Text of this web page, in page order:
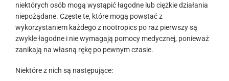
niektórych osób mogą wystąpić łagodne lub ciężkie działania
niepożądane. Częste te, które mogą powstać z
wykorzystaniem każdego z nootropics po raz pierwszy są
zwykle łagodne i nie wymagają pomocy medycznej, ponieważ
zanikają na własną rękę po pewnym czasie.
Niektóre z nich są następujące: